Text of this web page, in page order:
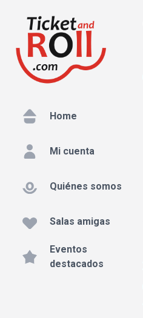
Home
Mi cuenta
Quiénes somos
Salas amigas
Eventos
destacados